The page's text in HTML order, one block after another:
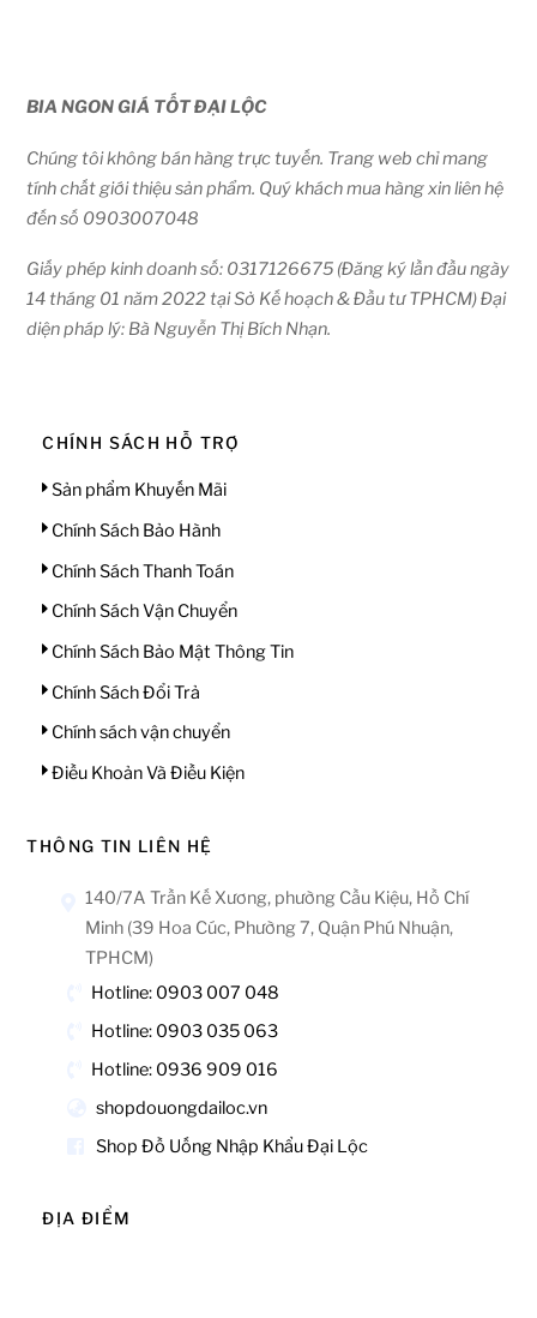
BIA NGON GIÁ TỐT ĐẠI LỘC
Chúng tôi không bán hàng trực tuyến. Trang web chỉ mang
tính chất giới thiệu sản phẩm. Quý khách mua hàng xin liên hệ
đến số 0903007048
Giấy phép kinh doanh số: 0317126675 (Đăng ký lần đầu ngày
14 tháng 01 năm 2022 tại Sở Kế hoạch & Đầu tư TPHCM) Đại
diện pháp lý: Bà Nguyễn Thị Bích Nhạn.
CHÍNH SÁCH HỖ TRỢ
Sản phẩm Khuyến Mãi
Chính Sách Bảo Hành
Chính Sách Thanh Toán
Chính Sách Vận Chuyển
Chính Sách Bảo Mật Thông Tin
Chính Sách Đổi Trả
Chính sách vận chuyển
Điều Khoản Và Điều Kiện
THÔNG TIN LIÊN HỆ
140/7A Trần Kế Xương, phường Cầu Kiệu, Hồ Chí
Minh (39 Hoa Cúc, Phường 7, Quận Phú Nhuận,
TPHCM)
Hotline: 0903 007 048
Hotline: 0903 035 063
Hotline: 0936 909 016
shopdouongdailoc.vn
Shop Đồ Uống Nhập Khẩu Đại Lộc
ĐỊA ĐIỂM